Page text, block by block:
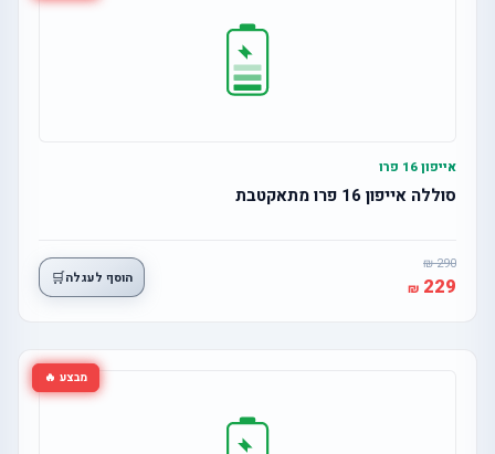
אייפון 16 פרו
סוללה אייפון 16 פרו מתאקטבת
290
229 הוסף לעגלה🛒
מבצע 🔥